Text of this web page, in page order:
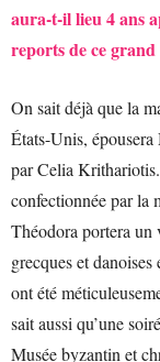
aura-t-il lieu 4 ans
reports de ce
On sait déjà que la
États-Unis,
par Celia
confectionnée par la
Théodora portera un
grecques et
ont été
sait aussi qu’une
Musée byzantin et